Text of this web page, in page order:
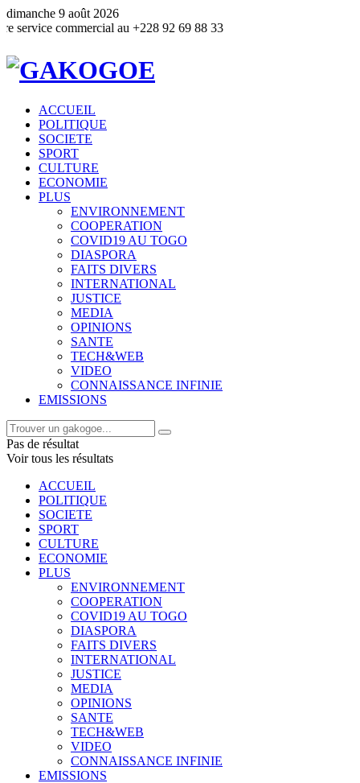
dimanche 9 août 2026
au +228 92 69 88 33
ACCUEIL
POLITIQUE
SOCIETE
SPORT
CULTURE
ECONOMIE
PLUS
ENVIRONNEMENT
COOPERATION
COVID19 AU TOGO
DIASPORA
FAITS DIVERS
INTERNATIONAL
JUSTICE
MEDIA
OPINIONS
SANTE
TECH&WEB
VIDEO
CONNAISSANCE INFINIE
EMISSIONS
Pas de résultat
Voir tous les résultats
ACCUEIL
POLITIQUE
SOCIETE
SPORT
CULTURE
ECONOMIE
PLUS
ENVIRONNEMENT
COOPERATION
COVID19 AU TOGO
DIASPORA
FAITS DIVERS
INTERNATIONAL
JUSTICE
MEDIA
OPINIONS
SANTE
TECH&WEB
VIDEO
CONNAISSANCE INFINIE
EMISSIONS